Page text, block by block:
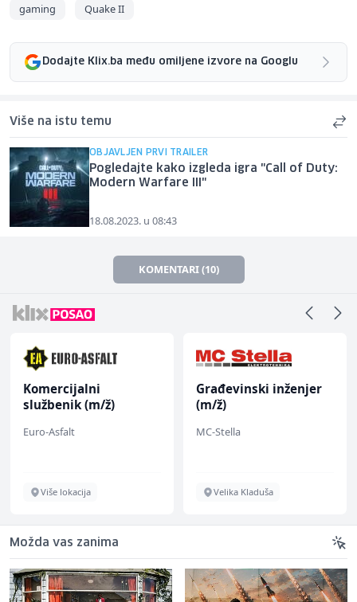
gaming Quake II
Dodajte Klix.ba među omiljene izvore na Googlu
Više na istu temu
OBJAVLJEN PRVI TRAILER
Pogledajte kako izgleda igra "Call of Duty:
Modern Warfare III"
18.08.2023. u 08:43
KOMENTARI (10)
Komercijalni
službenik (m/ž)
Euro-Asfalt
Više lokacija
Građevinski inženjer
(m/ž)
MC-Stella
Velika Kladuša
Možda vas zanima